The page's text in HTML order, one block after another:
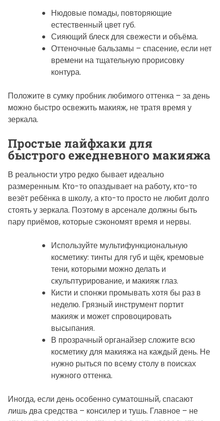
Нюдовые помады, повторяющие
естественный цвет губ.
Сияющий блеск для свежести и объёма.
Оттеночные бальзамы – спасение, если нет
времени на тщательную прорисовку
контура.
Положите в сумку пробник любимого оттенка – за день
можно быстро освежить макияж, не тратя время у
зеркала.
Простые лайфхаки для
быстрого ежедневного макияжа
В реальности утро редко бывает идеально
размеренным. Кто-то опаздывает на работу, кто-то
везёт ребёнка в школу, а кто-то просто не любит долго
стоять у зеркала. Поэтому в арсенале должны быть
пару приёмов, которые сэкономят время и нервы.
Используйте мультифункциональную
косметику: тинты для губ и щёк, кремовые
тени, которыми можно делать и
скульптурирование, и макияж глаз.
Кисти и спонжи промывать хотя бы раз в
неделю. Грязный инструмент портит
макияж и может спровоцировать
высыпания.
В прозрачный органайзер сложите всю
косметику для макияжа на каждый день. Не
нужно рыться по всему столу в поисках
нужного оттенка.
Иногда, если день особенно суматошный, спасают
лишь два средства – консилер и тушь. Главное – не